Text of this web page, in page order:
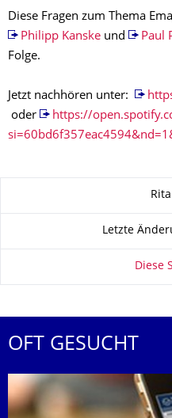
Diese Fragen zum Thema
Philipp Kanskeund Paul
Folge.
Jetzt nachhören unter:
oder
https://
Letzte
Diese
OFT GESUCHT